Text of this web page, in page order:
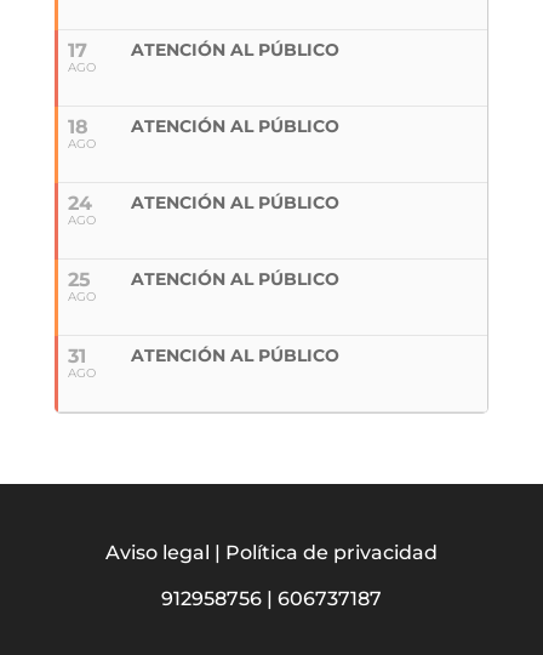
17
AGO
ATENCIÓN AL PÚBLICO
18
AGO
ATENCIÓN AL PÚBLICO
24
AGO
ATENCIÓN AL PÚBLICO
25
AGO
ATENCIÓN AL PÚBLICO
31
AGO
ATENCIÓN AL PÚBLICO
Aviso legal | Política de privacidad
912958756| 606737187